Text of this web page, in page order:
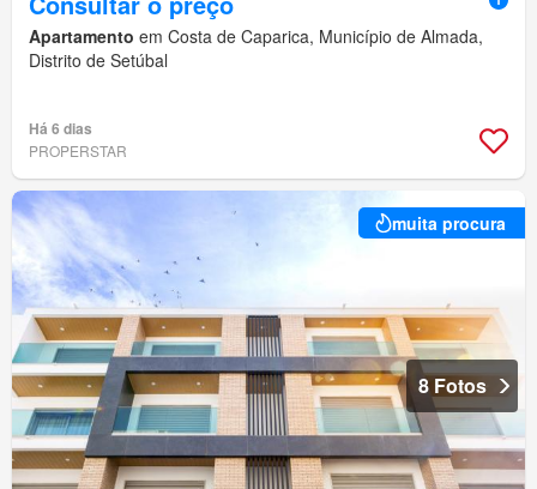
Apartamento em Costa de Caparica, Município de Almada,
Distrito de Setúbal
Há 6 dias
PROPERSTAR
muita procura
8 Fotos